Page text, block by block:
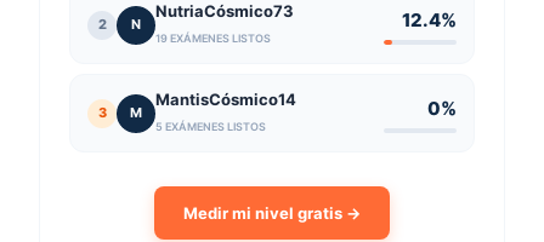
2 N
NutriaCósmico73
19 EXÁMENES LISTOS
12.4%
3 M
MantisCósmico14
5 EXÁMENES LISTOS
0%
Medir mi nivel gratis →